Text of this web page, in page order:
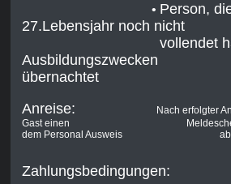
• Person,
27.Lebensjahr noch nicht
vollendet hat
übernachtet
Anreise:
Nach erfolgter
Gast einen Meldeschein
dem Personal Ausweis
Zahlungsbedingungen: